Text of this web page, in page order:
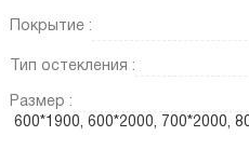
Покрытие :
Тип остекления :
Размер :
600*1900, 600*2000, 700*2000,